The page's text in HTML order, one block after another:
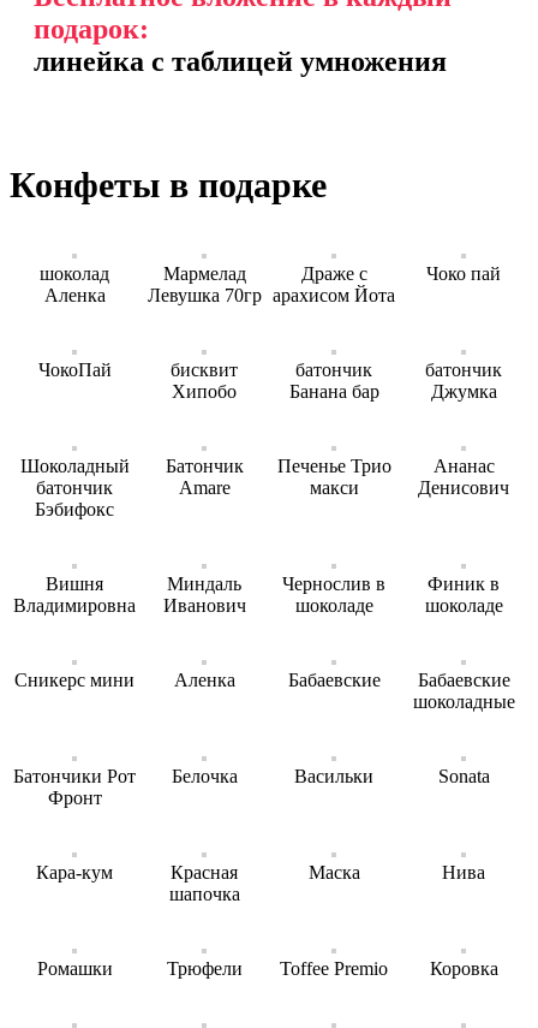
подарок:
линейка с таблицей умножения
Конфеты в подарке
шоколад
Аленка
Мармелад
Левушка 70гр
Драже с
арахисом Йота
Чоко пай
ЧокоПай
бисквит
Хипобо
батончик
Банана бар
батончик
Джумка
Шоколадный
батончик
Бэбифокс
Батончик
Amare
Печенье Трио
макси
Ананас
Денисович
Вишня
Владимировна
Миндаль
Иванович
Чернослив в
шоколаде
Финик в
шоколаде
Сникерс мини Аленка Бабаевские
Бабаевские
шоколадные
Батончики Рот
Фронт
Белочка Васильки Sonata
Кара-кум
Красная
шапочка
Маска Нива
Ромашки Трюфели Toffee Premio Коровка